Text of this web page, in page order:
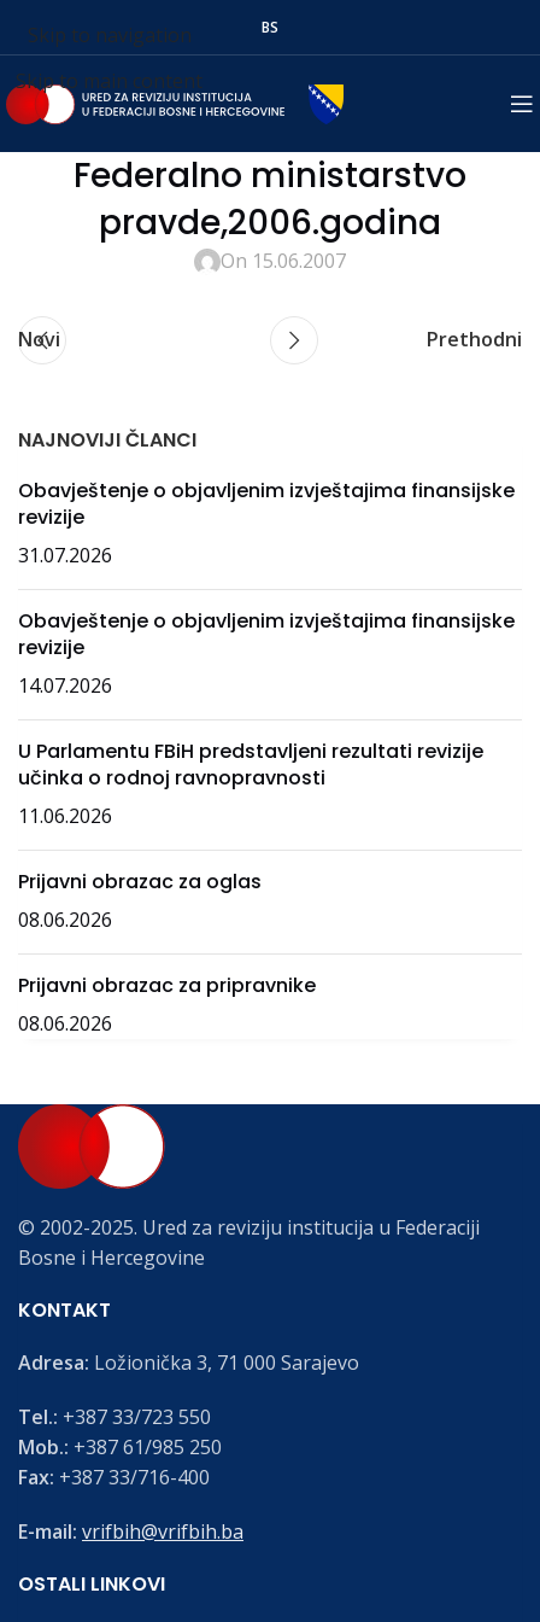
Skip to navigation
Skip to main content
BS
Federalno ministarstvo
pravde,2006.godina
On 15.06.2007
Novi Prethodni
NAJNOVIJI ČLANCI
Obavještenje o objavljenim izvještajima finansijske
revizije
31.07.2026
Obavještenje o objavljenim izvještajima finansijske
revizije
14.07.2026
U Parlamentu FBiH predstavljeni rezultati revizije
učinka o rodnoj ravnopravnosti
11.06.2026
Prijavni obrazac za oglas
08.06.2026
Prijavni obrazac za pripravnike
08.06.2026
© 2002-2025. Ured za reviziju institucija u Federaciji
Bosne i Hercegovine
KONTAKT
Adresa: Ložionička 3, 71 000 Sarajevo
Tel.: +387 33/723 550
Mob.: +387 61/985 250
Fax: +387 33/716-400
E-mail: vrifbih@vrifbih.ba
OSTALI LINKOVI